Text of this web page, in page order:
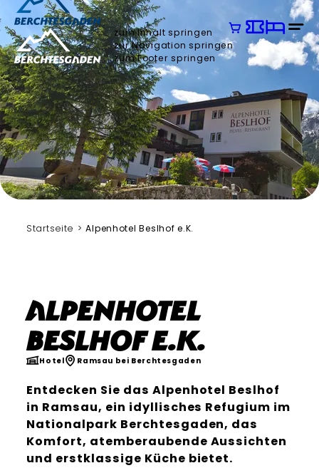
zum Inhalt springen
zur Navigation springen
zum Footer springen
Startseite Alpenhotel Beslhof e.K.
Alpenhotel
Beslhof e.K.
Hotel Ramsau bei Berchtesgaden
Entdecken Sie das Alpenhotel Beslhof
in Ramsau, ein idyllisches Refugium im
Nationalpark Berchtesgaden, das
Komfort, atemberaubende Aussichten
und erstklassige Küche bietet.